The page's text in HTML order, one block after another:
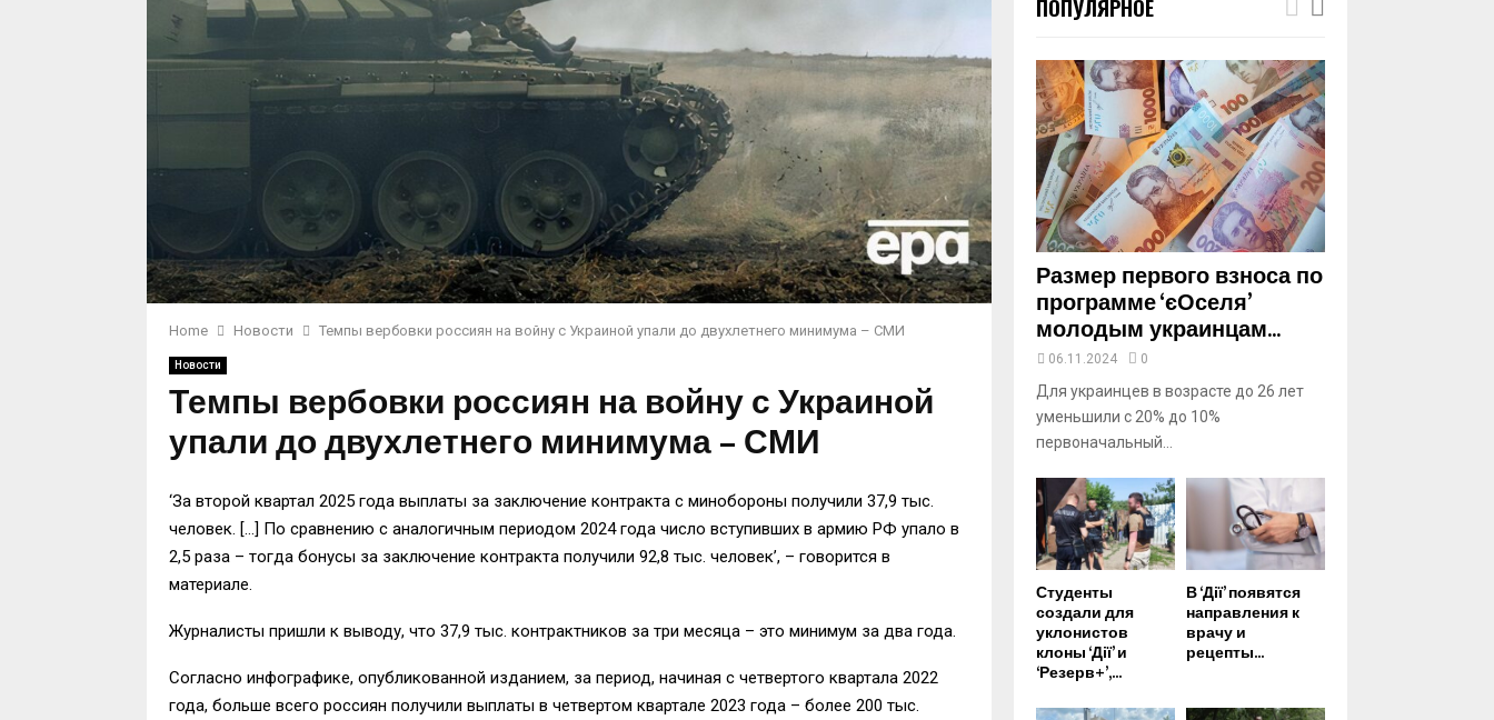
Home Новости Темпы вербовки россиян на войну с Украиной упали до двухлетнего минимума – СМИ
Новости
Темпы вербовки россиян на войну с Украиной
упали до двухлетнего минимума – СМИ
‘За второй квартал 2025 года выплаты за заключение контракта с минобороны получили 37,9 тыс.
человек. […] По сравнению с аналогичным периодом 2024 года число вступивших в армию РФ упало в
2,5 раза – тогда бонусы за заключение контракта получили 92,8 тыс. человек’, – говорится в
материале.
Журналисты пришли к выводу, что 37,9 тыс. контрактников за три месяца – это минимум за два года.
Согласно инфографике, опубликованной изданием, за период, начиная с четвертого квартала 2022
года, больше всего россиян получили выплаты в четвертом квартале 2023 года – более 200 тыс.
m
a
y
u
u
b
e
ПОПУЛЯРНОЕ
Размер первого взноса по
программе ‘єОселя’
молодым украинцам...
06.11.2024 0
Для украинцев в возрасте до 26 лет
уменьшили с 20% до 10%
первоначальный...
Студенты
создали для
уклонистов
клоны ‘Дії’ и
‘Резерв+’,...
В ‘Дії’ появятся
направления к
врачу и
рецепты...